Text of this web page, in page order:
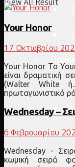
Your Honor
17 Οκτωβρίου
Your Honor Το
είναι δραματική
(Walter White
πρωταγωνιστικό
Wednesday –
6 Φεβρουαρίου
Wednesday -
κωμική σειρά